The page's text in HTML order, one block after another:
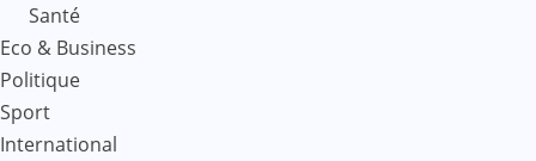
Santé
Eco & Business
Politique
Sport
International